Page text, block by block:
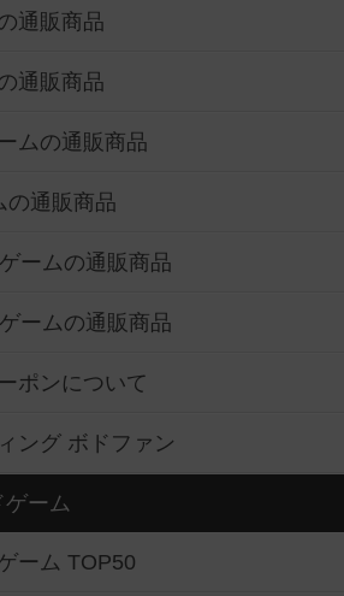
通販商品
通販商品
ムの通販商品
の通販商品
ームの通販商品
ームの通販商品
ポンについて
ング ボドファン
ーム
ーム TOP50